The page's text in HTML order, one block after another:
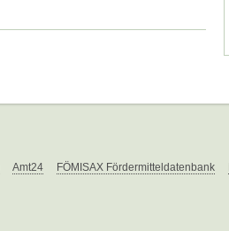
Amt24 FÖMISAX Fördermitteldatenbank